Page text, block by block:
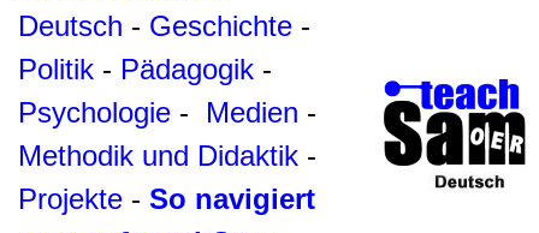
Deutsch - Geschichte -
Politik - Pädagogik -
Psychologie - Medien -
Methodik und Didaktik -
Projekte - So navigiert